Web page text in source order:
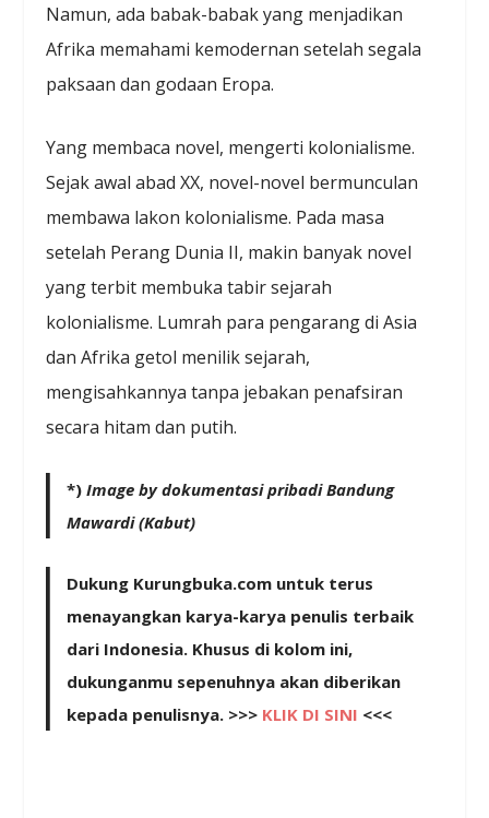
Namun, ada babak-babak yang menjadikan
Afrika memahami kemodernan setelah segala
paksaan dan godaan Eropa.
Yang membaca novel, mengerti kolonialisme.
Sejak awal abad XX, novel-novel bermunculan
membawa lakon kolonialisme. Pada masa
setelah Perang Dunia II, makin banyak novel
yang terbit membuka tabir sejarah
kolonialisme. Lumrah para pengarang di Asia
dan Afrika getol menilik sejarah,
mengisahkannya tanpa jebakan penafsiran
secara hitam dan putih.
*)Image by dokumentasi pribadi Bandung
Mawardi (Kabut)
Dukung Kurungbuka.com untuk terus
menayangkan karya-karya penulis terbaik
dari Indonesia. Khusus di kolom ini,
dukunganmu sepenuhnya akan diberikan
kepada penulisnya. >>> KLIK DI SINI <<<